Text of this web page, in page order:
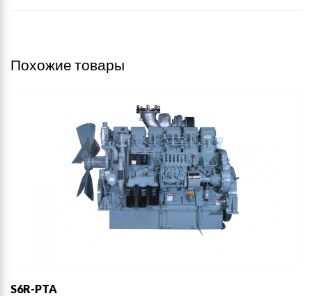
Похожие товары
S6R-PTA